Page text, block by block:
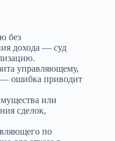
без
дохода — суд
управляющему,
— ошибка приводит
или
сделок,
по